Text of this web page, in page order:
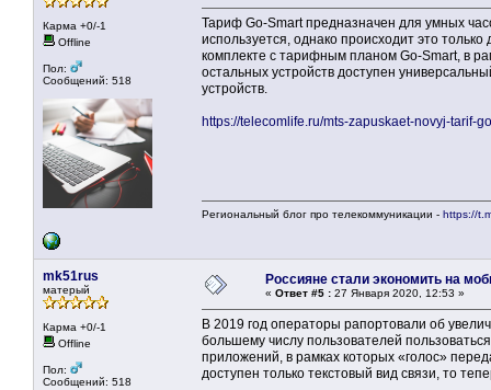
Карма +0/-1
Offline
Пол:
Сообщений: 518
Тариф Go-Smart предназначен для умных
используется, однако происходит это
комплекте с тарифным планом Go-Smart, в
остальных устройств доступен
устройств.
https://telecomlife.ru/mts-zapuskaet-novyj-tarif-
Региональный блог про телекоммуникации - https://
mk51rus
матерый
Карма +0/-1
Offline
Пол:
Сообщений: 518
Россияне стали экономить на
« Ответ #5 : 27 Января 2020, 12:53 »
В 2019 год операторы рапортовали об
большему числу пользователей
приложений, в рамках которых «голос»
доступен только текстовый вид связи, то